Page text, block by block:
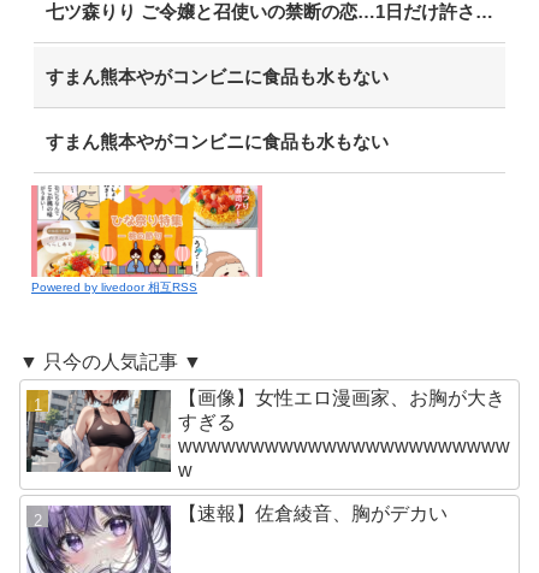
七ツ森りり ご令嬢と召使いの禁断の恋…1日だけ許された夫婦としての時間をひたすら愛し合う。
すまん熊本やがコンビニに食品も水もない
すまん熊本やがコンビニに食品も水もない
Powered by livedoor 相互RSS
▼ 只今の人気記事 ▼
【画像】女性エロ漫画家、お胸が大き
すぎる
wwwwwwwwwwwwwwwwwwwwwww
w
【速報】佐倉綾音、胸がデカい